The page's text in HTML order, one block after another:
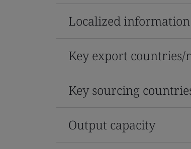
Localized information
Key export countries/
Key sourcing
Output capacity